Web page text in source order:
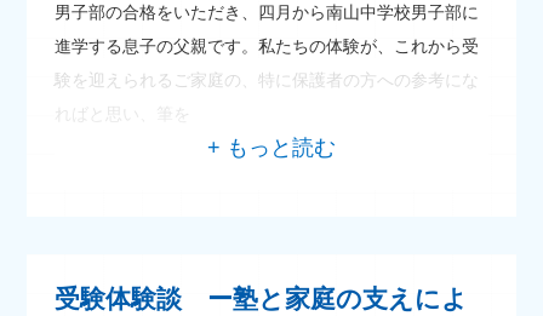
男子部の合格をいただき、四月から南山中学校男子部に
進学する息子の父親です。私たちの体験が、これから受
験を迎えられるご家庭の、特に保護者の方への参考にな
ればと思い、筆を
受験体験談 ー塾と家庭の支えによ